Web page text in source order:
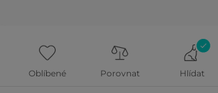
Oblíbené Porovnat Hlídat